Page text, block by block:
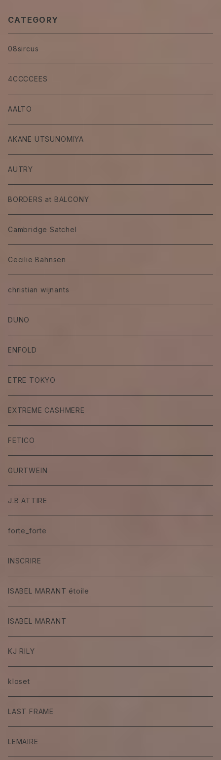
CATEGORY
08sircus
4CCCCEES
AALTO
AKANE UTSUNOMIYA
AUTRY
BORDERS at BALCONY
Cambridge Satchel
Cecilie Bahnsen
christian wijnants
DUNO
ENFOLD
ETRE TOKYO
EXTREME CASHMERE
FETICO
GURTWEIN
J.B ATTIRE
forte_forte
INSCRIRE
ISABEL MARANT étoile
ISABEL MARANT
KJ RILY
kloset
LAST FRAME
LEMAIRE